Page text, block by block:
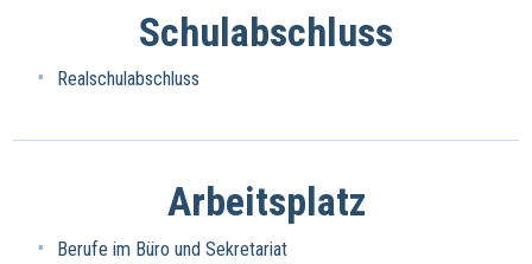
Schulabschluss
Realschulabschluss
Arbeitsplatz
Berufe im Büro und Sekretariat